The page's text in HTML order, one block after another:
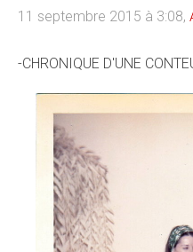
11 septembre 2015 à 3:08,
-CHRONIQUE D'UNE